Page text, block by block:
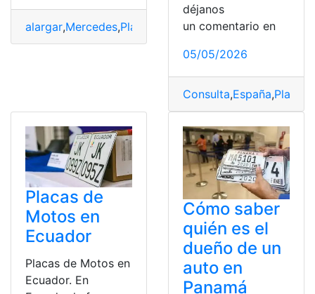
alargar,Mercedes,Placas Placas solares,techo
déjanos
un comentario en
05/05/2026
Consulta,España,Placas
Placas de
Motos en
Ecuador
Placas de Motos en
Ecuador. En
Cómo saber
quién es el
dueño de un
auto en
Panamá